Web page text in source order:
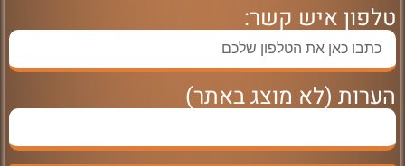
טלפון איש קשר:
הערות (לא מוצג באתר)